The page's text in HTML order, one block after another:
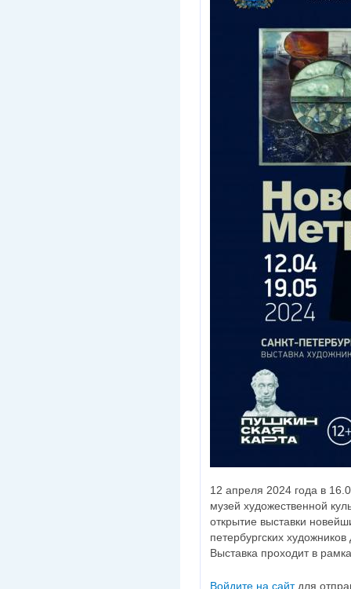
12 апреля 2024 года в
музей художественной
открытие выставки
петербургских
Выставка проходит в
Войдите на сайтдля